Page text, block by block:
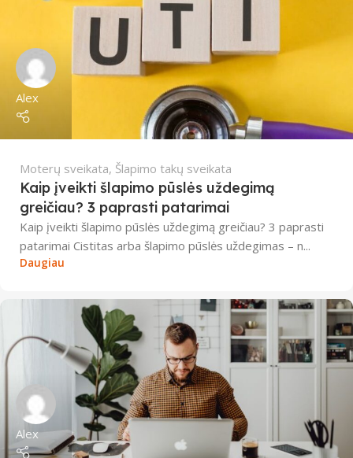
Alex
Moterų sveikata, Šlapimo takų sveikata
Kaip įveikti šlapimo pūslės uždegimą
greičiau? 3 paprasti patarimai
Kaip įveikti šlapimo pūslės uždegimą greičiau? 3 paprasti
patarimai Cistitas arba šlapimo pūslės uždegimas – n...
Daugiau
Alex